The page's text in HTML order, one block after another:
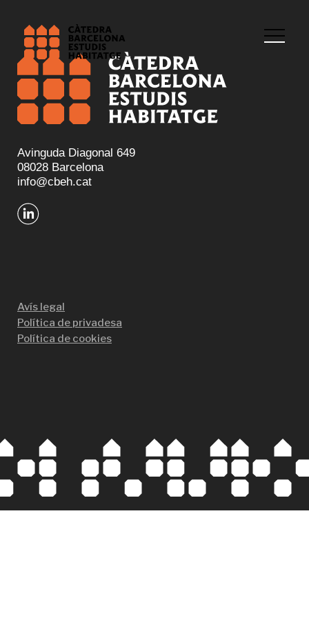
Avinguda Diagonal 649
08028 Barcelona
info@cbeh.cat
Avís legal
Política de privadesa
Política de cookies